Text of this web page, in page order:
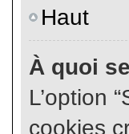
Haut
À quoi
L’option
cookies